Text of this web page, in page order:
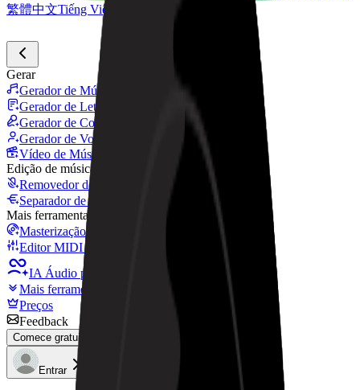
繁體中文Tiếng Việt
Gerar
Gerador de Música IA
Gerador de Letras IA
Gerador de Covers de Músicas com IA
Gerador de Voz de Canto IA
Vídeo de Música IA
Edição de música
Removedor de Vocais AI
Separador de Stems IA
Mais ferramentas de música
Masterização com IA
Editor MIDI com IA
IA Áudio para MIDI
Mais ferramentas
Preços
Feedback
Comece gratuitamente
Entrar